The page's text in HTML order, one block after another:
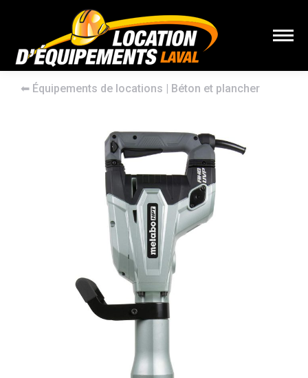
⬅︎ Équipements de locations | Béton et plancher